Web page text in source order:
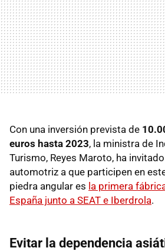
Con una inversión prevista de
euros hasta 2023, la ministra de
Turismo, Reyes Maroto, ha
automotriz a que participen en
piedra angular es la primera
España junto a SEAT e Iberdrola.
Evitar la dependencia